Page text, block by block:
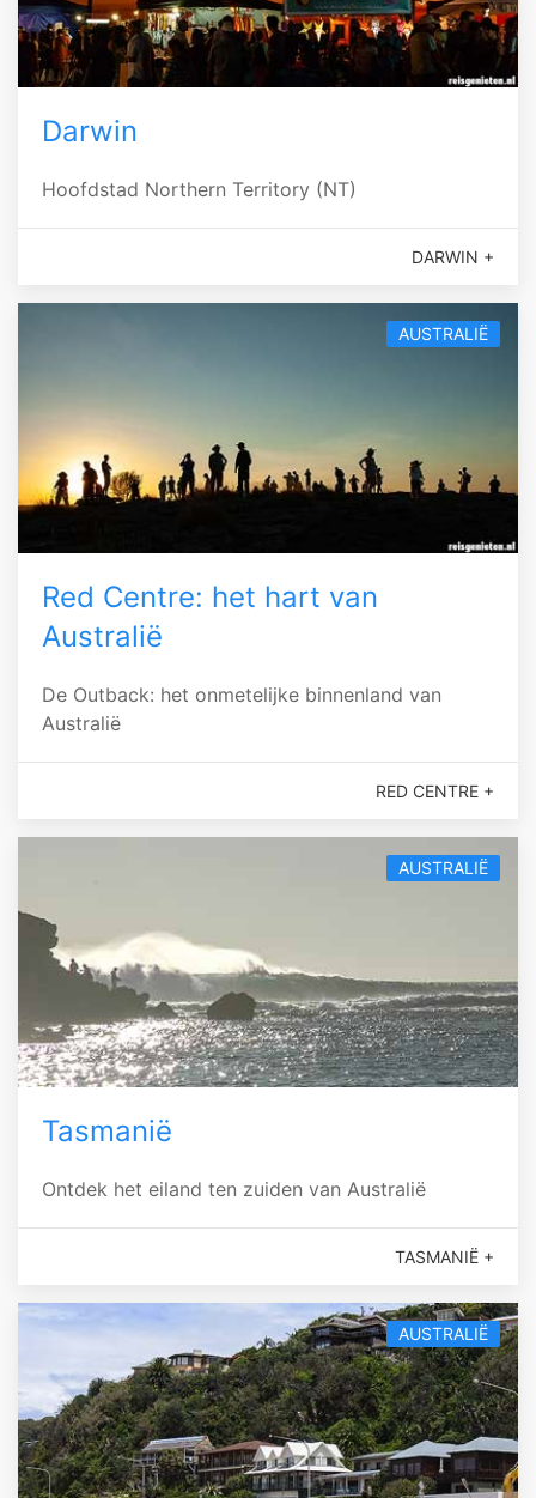
Darwin
Hoofdstad Northern Territory (NT)
DARWIN +
AUSTRALIË
Red Centre: het hart van
Australië
De Outback: het onmetelijke binnenland van
Australië
RED CENTRE +
AUSTRALIË
Tasmanië
Ontdek het eiland ten zuiden van Australië
TASMANIË +
AUSTRALIË